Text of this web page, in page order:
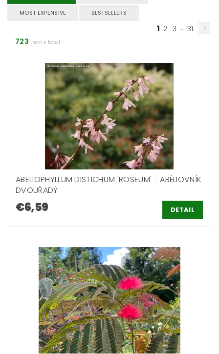
MOST EXPENSIVE BESTSELLERS
1 2 3 ... 31
723 items total
ABELIOPHYLLUM DISTICHUM 'ROSEUM' - ABÉLIOVNÍK
DVOUŘADÝ
€6,59 DETAIL